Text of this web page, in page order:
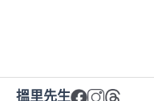
搵里先生